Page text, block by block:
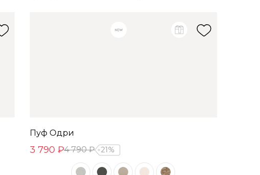
Пуф Одри
3 790 ₽4 790 ₽ 21%